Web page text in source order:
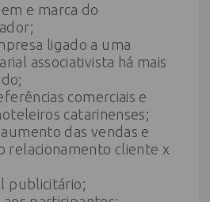
e marca do
ligado a uma
associativista há mais
comerciais e
catarinenses;
das vendas e
relacionamento cliente x
publicitário;